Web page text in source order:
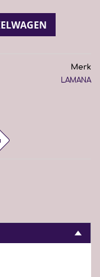
Merk
LAMANA